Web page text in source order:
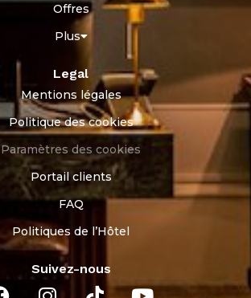
Offres
Plus
Legal
Mentions légales
Politique des cookies
Paramètres des cookies
Portail clients
FAQ
Politiques de l’Hôtel
Suivez-nous